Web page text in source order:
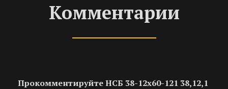
Комментарии
Прокомментируйте НСБ 38-12х60-121 38,12,1